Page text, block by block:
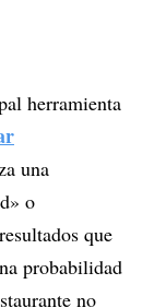
herramienta
una
o
que
probabilidad
no